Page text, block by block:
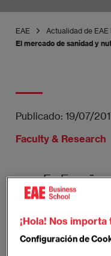
EAE Actualidad de EAE
El mercado de sanidad y
Publicado: 19/07/
Faculty & Research
En España
mascotas y 1
Imagen
¡Hola! Nos
Configuración de